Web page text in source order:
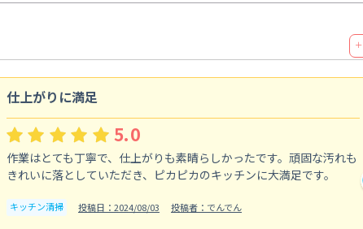
＋
仕上がりに満足
5.0
作業はとても丁寧で、仕上がりも素晴らしかったです。頑固な汚れも
きれいに落としていただき、ピカピカのキッチンに大満足です。
キッチン清掃 投稿日：2024/08/03 投稿者：でんでん